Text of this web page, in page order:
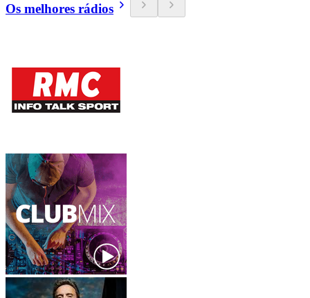
Os melhores rádios